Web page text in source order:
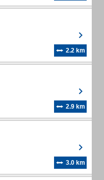
2.2 km
2.9 km
3.0 km